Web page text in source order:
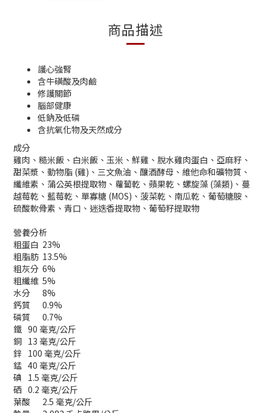
商品描述
護心強腎
含牛磺酸及肉鹼
修護關節
腦部健康
低鈉及低磷
含抗氧化物及天然成分
成分
雞肉、糙米飯、白米飯、玉米、鮮雞、脫水雞肉蛋白、亞麻籽、
甜菜漿、動物脂 (雞)、三文魚油、釀酒酵母、維他命和礦物質、
纖維素、蒲公英根提取物、蘿蔔乾、蘋果乾、螺旋藻 (藻類)、蔓
越莓乾、藍莓乾、單寡糖 (MOS)、菠菜乾、南瓜乾、葡萄糖胺、
硫酸軟骨素、青口、迷迭香提取物、葡萄籽提取物
營養分析
粗蛋白 23%
粗脂肪 13.5%
粗灰分 6%
粗纖維 5%
水分
8%
鈣質
0.9%
磷質
0.7%
鐵 90 毫克/公斤
銅 13 毫克/公斤
鋅 100 毫克/公斤
錳 40 毫克/公斤
碘 1.5 毫克/公斤
硒 0.2 毫克/公斤
葉酸
2.5 毫克/公斤